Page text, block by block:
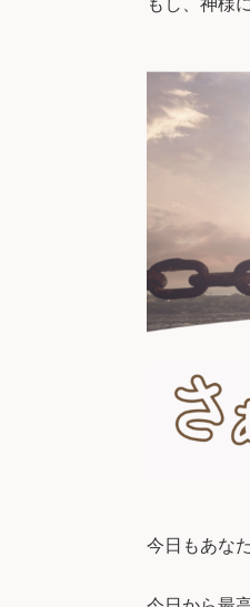
もし、神様
今日もあな